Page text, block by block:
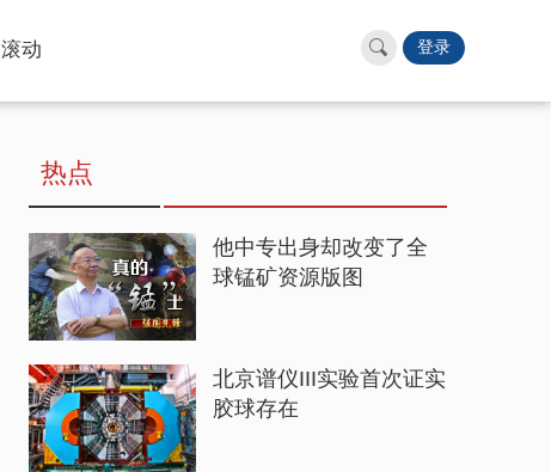
滚动 登录
热点
他中专出身却改变了全
球锰矿资源版图
北京谱仪III实验首次证实
胶球存在